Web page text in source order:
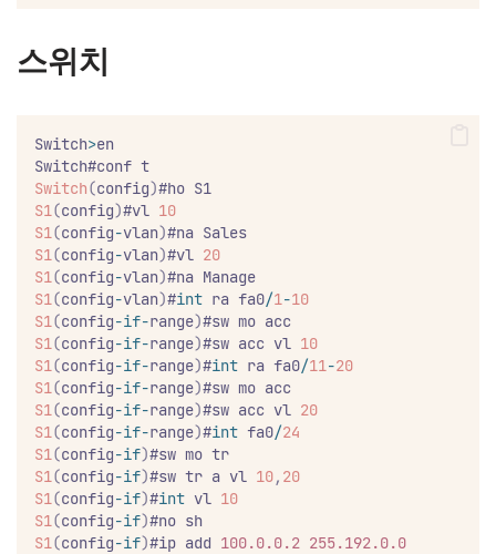
스위치
Switch>en
Switch#conf t
Switch(config)#ho S1
S1(config)#vl 10
S1(config-vlan)#na Sales
S1(config-vlan)#vl 20
S1(config-vlan)#na Manage
S1(config-vlan)#int ra fa0/1-10
S1(config-if-range)#sw mo acc
S1(config-if-range)#sw acc vl 10
S1(config-if-range)#int ra fa0/11-20
S1(config-if-range)#sw mo acc
S1(config-if-range)#sw acc vl 20
S1(config-if-range)#int fa0/24
S1(config-if)#sw mo tr
S1(config-if)#sw tr a vl 10, 20
S1(config-if)#int vl 10
S1(config-if)#no sh
S1(config-if)#ip add 100.0.0.2 255.192.0.0